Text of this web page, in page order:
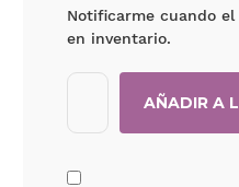
Notificarme cuando
en inventario.